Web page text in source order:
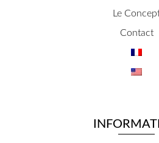
Le
Contact